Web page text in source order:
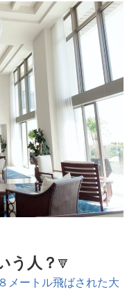
う人？ 🔻
メートル飛ばされた大